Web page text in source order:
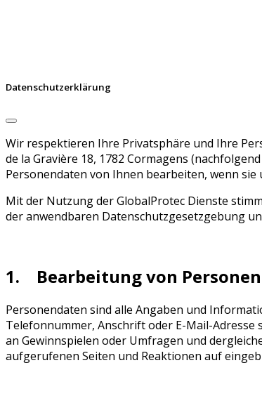
Datenschutzerklärung
Wir respektieren Ihre Privatsphäre und Ihre
de la Gravière 18, 1782 Cormagens
Personendaten von Ihnen bearbeiten, wenn
Mit der Nutzung der GlobalProtec Dienste
der anwendbaren Datenschutzgesetzgebung
1. Bearbeitung von
Personendaten sind alle Angaben und
Telefonnummer, Anschrift oder E-Mail-Adresse
an Gewinnspielen oder Umfragen und
aufgerufenen Seiten und Reaktionen auf